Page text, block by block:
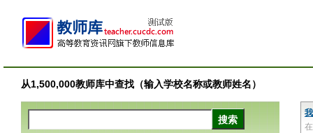
从1,500,000教师库中查找（输入学校名称或教师姓名）